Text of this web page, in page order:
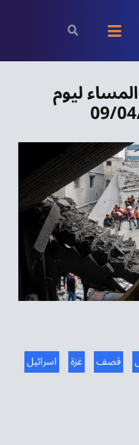
Toggle
Navigation
الأخبار
اقتصاد
مقالات
موسيقى الشرق
تواصل معنا
ليوم
09/
اسرائيل
غزة قصف